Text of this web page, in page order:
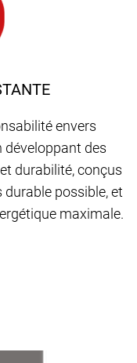
envers
développant des
durabilité, conçus
possible, et
maximale.